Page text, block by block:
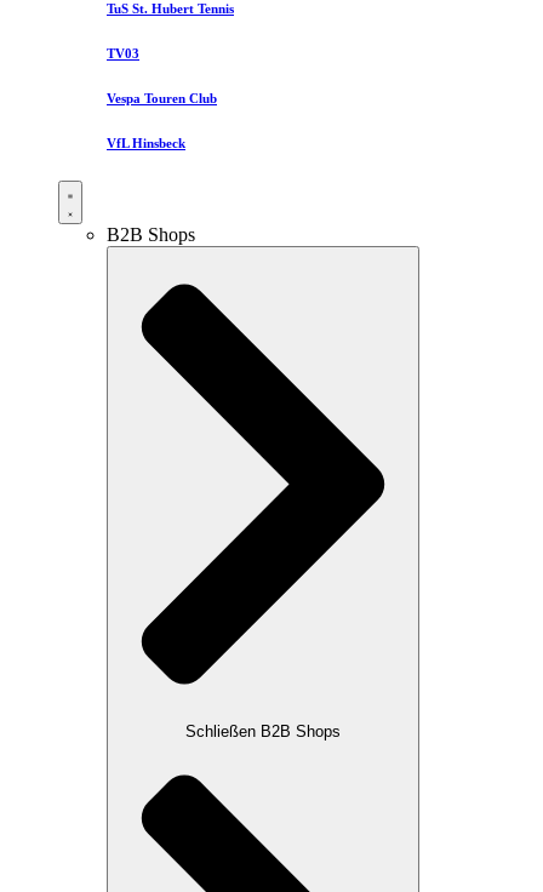
TuS St. Hubert Tennis
TV03
Vespa Touren Club
VfL Hinsbeck
B2B Shops
Schließen B2B Shops